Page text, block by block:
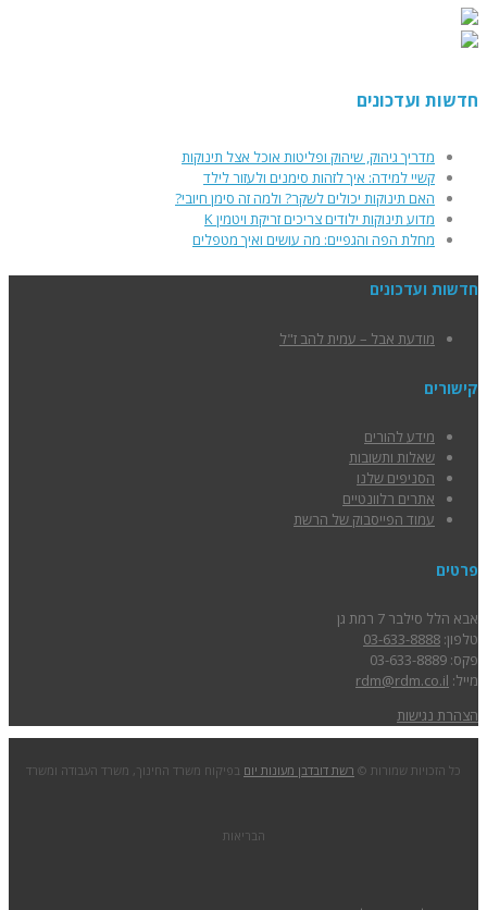
חדשות ועדכונים
מדריך גיהוק, שיהוק ופליטות אוכל אצל תינוקות
קשיי למידה: איך לזהות סימנים ולעזור לילד
האם תינוקות יכולים לשקר? ולמה זה סימן חיובי?
מדוע תינוקות ילודים צריכים זריקת ויטמין K
מחלת הפה והגפיים: מה עושים ואיך מטפלים
חדשות ועדכונים
מודעת אבל – עמית להב ז"ל
קישורים
מידע להורים
שאלות ותשובות
הסניפים שלנו
אתרים רלוונטיים
עמוד הפייסבוק של הרשת
פרטים
אבא הלל סילבר 7 רמת גן
טלפון: 03-633-8888
פקס: 03-633-8889
מייל: rdm@rdm.co.il
הצהרת נגישות
כל הזכויות שמורות © רשת דובדבן מעונות יום בפיקוח משרד החינוך, משרד העבודה ומשרד
הבריאות